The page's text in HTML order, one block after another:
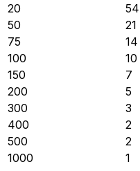
20
54
50
21
75
14
100
10
150
7
200
5
300
3
400
2
500
2
1000
1